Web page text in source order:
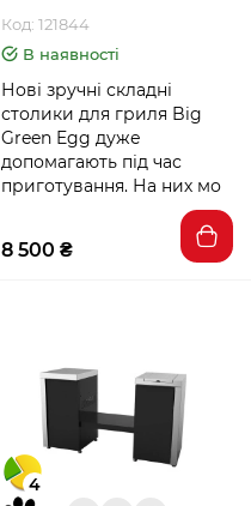
Код: 121844
В наявності
Нові зручні складні
столики для гриля Big
Green Egg дуже
допомагають під час
приготування. На них мо
8 500 ₴
4